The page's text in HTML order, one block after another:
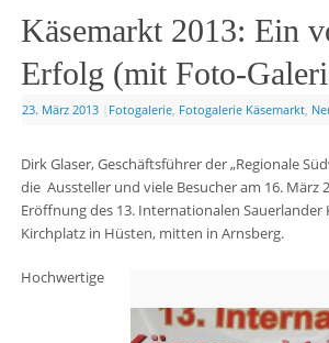
Käsemarkt 2013: Ein
Erfolg (mit Foto-
23. März 2013 Fotogalerie, Fotogalerie Käsemarkt,
Dirk Glaser, Geschäftsführer der „Regionale
die Aussteller und viele Besucher am 16. März
Eröffnung des 13. Internationalen Sauerlander
Kirchplatz in Hüsten, mitten in Arnsberg.
Hochwertige